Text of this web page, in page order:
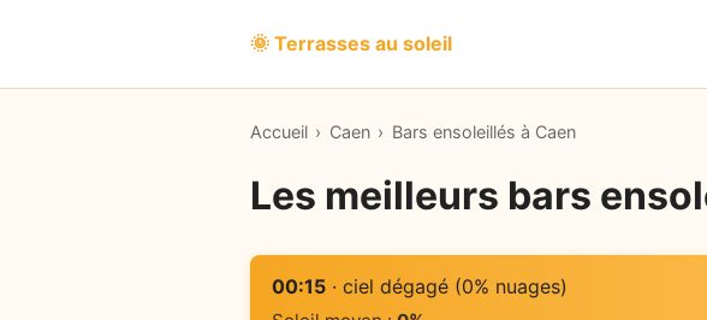
🌞 Terrasses au soleil
Accueil › Caen › Bars ensoleillés à Caen
Les meilleurs bars
00:15· ciel dégagé (0% nuages)